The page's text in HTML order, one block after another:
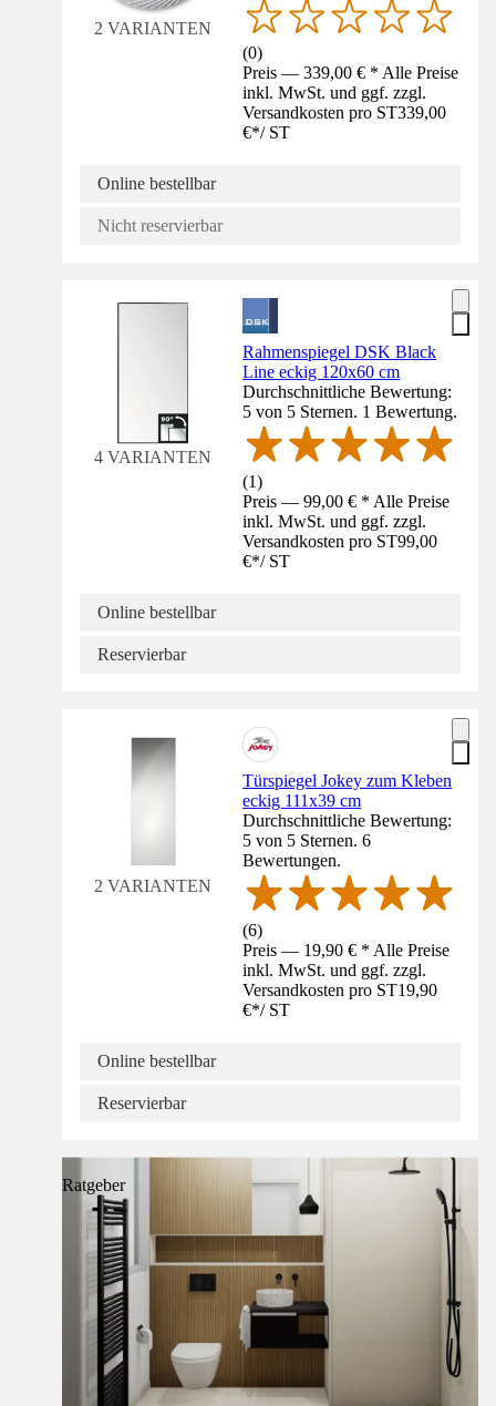
2 VARIANTEN
(0)
Preis — 339,00 € * Alle Preise
inkl. MwSt. und ggf. zzgl.
Versandkosten pro ST339,00
€*/ ST
Online bestellbar
Nicht reservierbar
4 VARIANTEN
Rahmenspiegel DSK Black
Line eckig 120x60 cm
Durchschnittliche Bewertung:
5 von 5 Sternen. 1 Bewertung.
(1)
Preis — 99,00 € * Alle Preise
inkl. MwSt. und ggf. zzgl.
Versandkosten pro ST99,00
€*/ ST
Online bestellbar
Reservierbar
2 VARIANTEN
Türspiegel Jokey zum Kleben
eckig 111x39 cm
Durchschnittliche Bewertung:
5 von 5 Sternen. 6
Bewertungen.
(6)
Preis — 19,90 € * Alle Preise
inkl. MwSt. und ggf. zzgl.
Versandkosten pro ST19,90
€*/ ST
Online bestellbar
Reservierbar
Ratgeber